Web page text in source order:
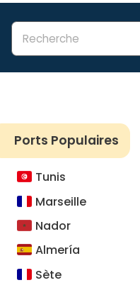
Ports Populaires
Tunis
Marseille
Nador
Almería
Sète